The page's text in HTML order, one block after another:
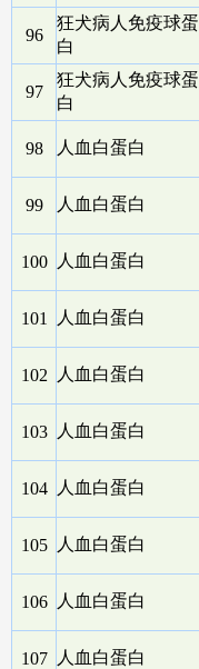
96
狂犬病人免疫球蛋
白
97
狂犬病人免疫球蛋
白
98 人血白蛋白
99 人血白蛋白
100 人血白蛋白
101 人血白蛋白
102 人血白蛋白
103 人血白蛋白
104 人血白蛋白
105 人血白蛋白
106 人血白蛋白
107 人血白蛋白